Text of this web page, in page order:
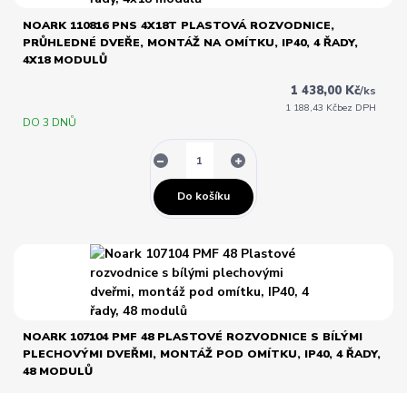
NOARK 110816 PNS 4X18T PLASTOVÁ ROZVODNICE,
PRŮHLEDNÉ DVEŘE, MONTÁŽ NA OMÍTKU, IP40, 4 ŘADY,
4X18 MODULŮ
1 438,00 Kč/ks
1 188,43 Kčbez DPH
DO 3 DNŮ
Do košíku
NOARK 107104 PMF 48 PLASTOVÉ ROZVODNICE S BÍLÝMI
PLECHOVÝMI DVEŘMI, MONTÁŽ POD OMÍTKU, IP40, 4 ŘADY,
48 MODULŮ